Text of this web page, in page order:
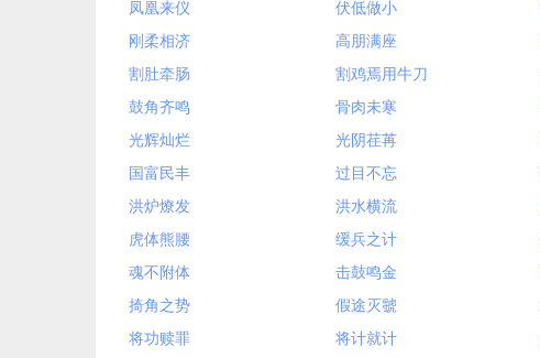
凤凰来仪
伏低做小
刚柔相济
高朋满座
割肚牵肠
割鸡焉用牛刀
鼓角齐鸣
骨肉未寒
光辉灿烂
光阴荏苒
国富民丰
过目不忘
洪炉燎发
洪水横流
虎体熊腰
缓兵之计
魂不附体
击鼓鸣金
掎角之势
假途灭虢
将功赎罪
将计就计